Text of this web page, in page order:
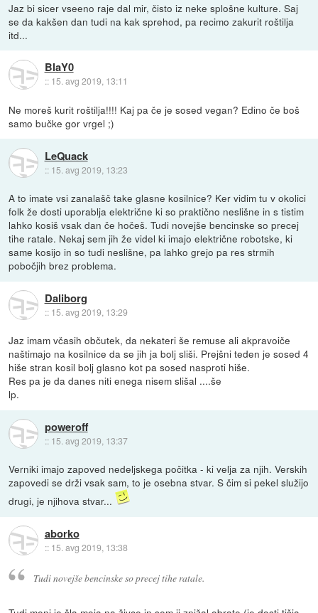
Jaz bi sicer vseeno raje dal mir, čisto iz neke splošne kulture. Saj
se da kakšen dan tudi na kak sprehod, pa recimo zakurit roštilja
itd...
BlaY0
:: 15. avg 2019, 13:11
Ne moreš kurit roštilja!!!! Kaj pa če je sosed vegan? Edino če boš
samo bučke gor vrgel ;)
LeQuack
:: 15. avg 2019, 13:23
A to imate vsi zanalašč take glasne kosilnice? Ker vidim tu v okolici
folk že dosti uporablja električne ki so praktično neslišne in s tistim
lahko kosiš vsak dan če hočeš. Tudi novejše bencinske so precej
tihe ratale. Nekaj sem jih že videl ki imajo električne robotske, ki
same kosijo in so tudi neslišne, pa lahko grejo pa res strmih
pobočjih brez problema.
Daliborg
:: 15. avg 2019, 13:29
Jaz imam včasih občutek, da nekateri še remuse ali akpravoiče
naštimajo na kosilnice da se jih ja bolj sliši. Prejšni teden je sosed 4
hiše stran kosil bolj glasno kot pa sosed nasproti hiše.
Res pa je da danes niti enega nisem slišal ....še
lp.
poweroff
:: 15. avg 2019, 13:37
Verniki imajo zapoved nedeljskega počitka - ki velja za njih. Verskih
zapovedi se drži vsak sam, to je osebna stvar. S čim si pekel služijo
drugi, je njihova stvar...
aborko
:: 15. avg 2019, 13:38
Tudi novejše bencinske so precej tihe ratale.